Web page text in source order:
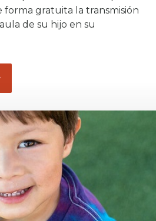
forma gratuita la transmisión
de su hijo en su